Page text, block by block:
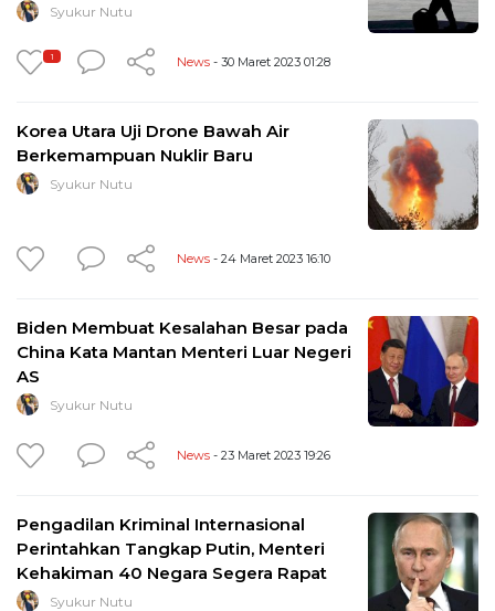
Syukur Nutu
1 News - 30 Maret 2023 01:28
Korea Utara Uji Drone Bawah Air
Berkemampuan Nuklir Baru
Syukur Nutu
News - 24 Maret 2023 16:10
Biden Membuat Kesalahan Besar pada
China Kata Mantan Menteri Luar Negeri
AS
Syukur Nutu
News - 23 Maret 2023 19:26
Pengadilan Kriminal Internasional
Perintahkan Tangkap Putin, Menteri
Kehakiman 40 Negara Segera Rapat
Syukur Nutu